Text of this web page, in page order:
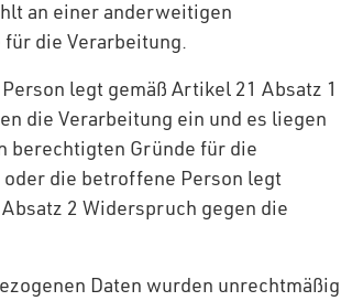
an einer anderweitigen
die Verarbeitung.
legt gemäß Artikel 21 Absatz 1
die Verarbeitung ein und es liegen
berechtigten Gründe für die
die betroffene Person legt
2 Widerspruch gegen die
Daten wurden unrechtmäßig